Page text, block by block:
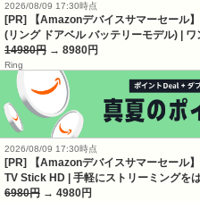
2026/08/09 17:30時点
[PR] 【Amazonデバイスサマーセール
(リング ドアベル バッテリーモデル) |
14980円 → 8980円
Ring
2026/08/09 17:30時点
[PR] 【Amazonデバイスサマーセール
TV Stick HD | 手軽にストリーミングを
6980円 → 4980円